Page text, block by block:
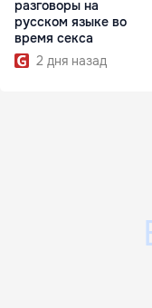
разговоры на
русском языке во
время секса
2 дня назад